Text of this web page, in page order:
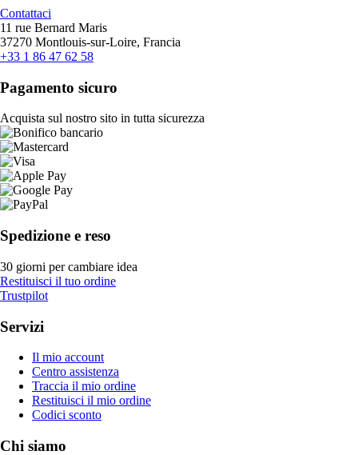
Contattaci
11 rue Bernard Maris
37270 Montlouis-sur-Loire, Francia
+33 1 86 47 62 58
Pagamento sicuro
Acquista sul nostro sito in tutta sicurezza
Spedizione e reso
30 giorni per cambiare idea
Restituisci il tuo ordine
Trustpilot
Servizi
Il mio account
Centro assistenza
Traccia il mio ordine
Restituisci il mio ordine
Codici sconto
Chi siamo